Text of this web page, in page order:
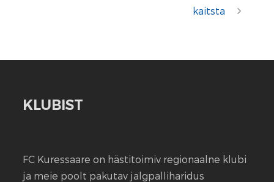
kaitsta
KLUBIST
FC Kuressaare on hästitoimiv regionaalne klubi
ja meie poolt pakutav jalgpalliharidus